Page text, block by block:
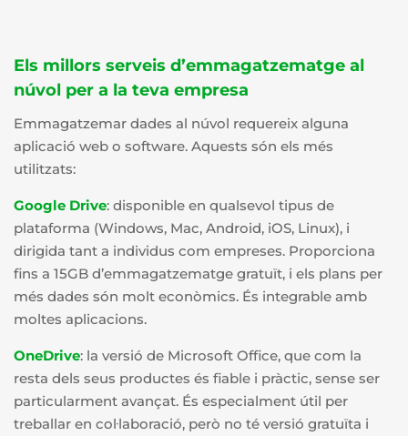
Els millors serveis d’emmagatzematge al
núvol per a la teva empresa
Emmagatzemar dades al núvol requereix alguna
aplicació web o software. Aquests són els més
utilitzats:
Google Drive: disponible en qualsevol tipus de
plataforma (Windows, Mac, Android, iOS, Linux), i
dirigida tant a individus com empreses. Proporciona
fins a 15GB d’emmagatzematge gratuït, i els plans per
més dades són molt econòmics. És integrable amb
moltes aplicacions.
OneDrive: la versió de Microsoft Office, que com la
resta dels seus productes és fiable i pràctic, sense ser
particularment avançat. És especialment útil per
treballar en col·laboració, però no té versió gratuïta i